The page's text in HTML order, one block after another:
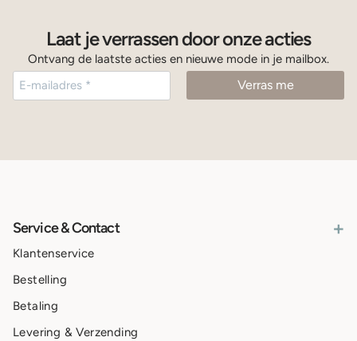
Laat je verrassen door onze acties
Ontvang de laatste acties en nieuwe mode in je mailbox.
Service & Contact +
Klantenservice
Bestelling
Betaling
Levering & Verzending